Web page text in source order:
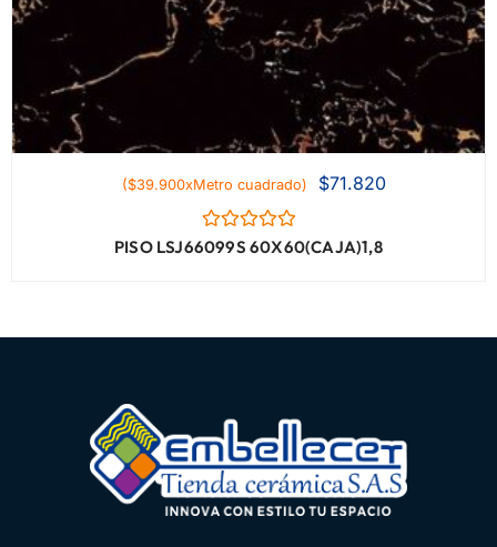
($39.900xMetro cuadrado) $71.820
Valorado
PISO LSJ66099S 60X60(CAJA)1,8